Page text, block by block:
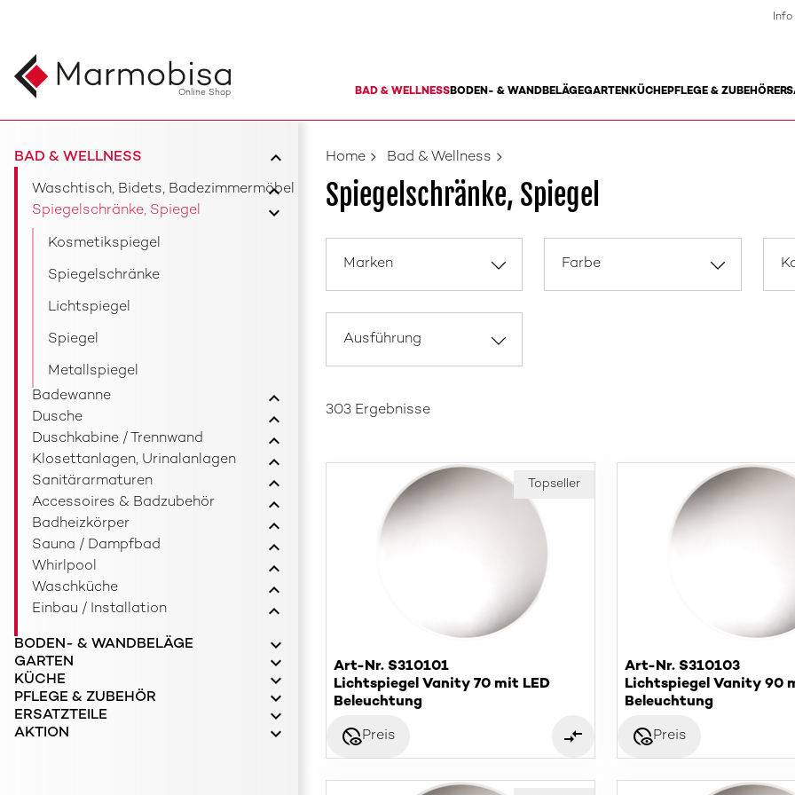
Online Shop BAD & WELLNESSBODEN- & WANDBELÄGEGARTENKÜCHEPFLEGE & ZUBEHÖR
Info
BAD & WELLNESS
Waschtisch, Bidets, Badezimmermöbel
Spiegelschränke, Spiegel
Kosmetikspiegel
Spiegelschränke
Lichtspiegel
Spiegel
Metallspiegel
Badewanne
Dusche
Duschkabine / Trennwand
Klosettanlagen, Urinalanlagen
Sanitärarmaturen
Accessoires & Badzubehör
Badheizkörper
Sauna / Dampfbad
Whirlpool
Waschküche
Einbau / Installation
BODEN- & WANDBELÄGE
GARTEN
KÜCHE
PFLEGE & ZUBEHÖR
ERSATZTEILE
AKTION
Home Bad & Wellness
Spiegelschränke, Spiegel
Marken Farbe
Ausführung
303 Ergebnisse
Topseller
Art-Nr. S310101
Lichtspiegel Vanity 70 mit LED
Beleuchtung
disabled_visiblePreis
Art-Nr. S310103
Lichtspiegel Vanity 90
Beleuchtung
disabled_visiblePreis